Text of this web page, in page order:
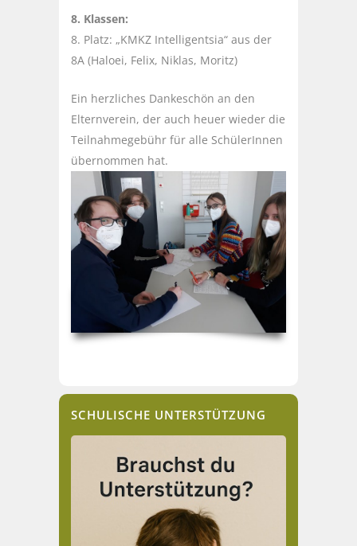
8. Klassen:
8. Platz: „KMKZ Intelligentsia“ aus der
8A (Haloei, Felix, Niklas, Moritz)
Ein herzliches Dankeschön an den
Elternverein, der auch heuer wieder die
Teilnahmegebühr für alle SchülerInnen
übernommen hat.
SCHULISCHE UNTERSTÜTZUNG